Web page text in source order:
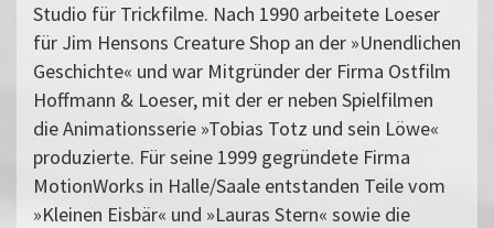
Studio für Trickfilme. Nach 1990 arbeitete Loeser
für Jim Hensons Creature Shop an der »Unendlichen
Geschichte« und war Mitgründer der Firma Ostfilm
Hoffmann & Loeser, mit der er neben Spielfilmen
die Animationsserie »Tobias Totz und sein Löwe«
produzierte. Für seine 1999 gegründete Firma
MotionWorks in Halle/Saale entstanden Teile vom
»Kleinen Eisbär« und »Lauras Stern« sowie die